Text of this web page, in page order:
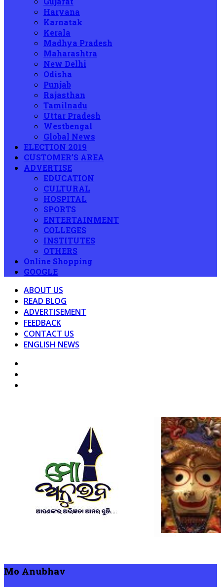
Haryana
Karnatak
Kerala
Madhya Pradesh
Maharashtra
New Delhi
Odisha
Punjab
Rajasthan
Tamilnadu
Uttar Pradesh
Westbengal
Global News
ELECTION 2019
CUSTOMER’S AREA
ADVERTISE
EDUCATION
CULTURAL
HOSPITAL
SPORTS
ENTERTAINMENT
COLLEGES
INSTITUTES
OTHERS
Online Shopping
GOOGLE
ABOUT US
READ BLOG
ADVERTISEMENT
FEEDBACK
CONTACT US
ENGLISH NEWS
Mo Anubhav